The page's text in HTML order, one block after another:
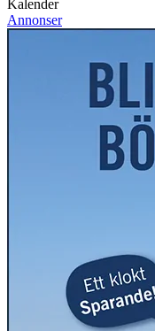
Kalender
Annonser